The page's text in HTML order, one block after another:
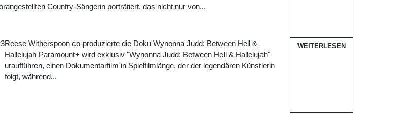
Country-Sängerin porträtiert, das nicht nur von...
Reese Witherspoon co-produzierte die Doku Wynonna Judd: Between Hell &
Hallelujah Paramount+ wird exklusiv "Wynonna Judd: Between Hell & Hallelujah"
uraufführen, einen Dokumentarfilm in Spielfilmlänge, der der legendären Künstlerin
folgt, während...
WEITERLESEN